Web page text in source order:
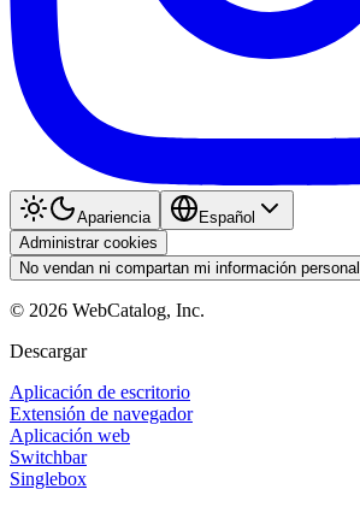
Apariencia
Español
Administrar cookies
No vendan ni compartan mi información personal
© 2026 WebCatalog, Inc.
Descargar
Aplicación de escritorio
Extensión de navegador
Aplicación web
Switchbar
Singlebox